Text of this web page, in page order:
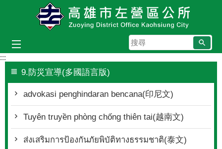
跳到主要內容區塊
搜
尋
:::
9.防災宣導(多國語言版)
advokasi penghindaran bencana(印尼文)
Tuyên truyền phòng chống thiên tai(越南文)
ส่งเสริมการป้องกันภัยพิบัติทางธรรมชาติ(泰文)